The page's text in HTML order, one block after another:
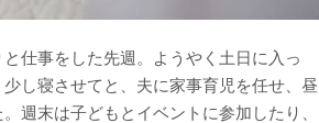
仕事をした先週。ようやく土日に入っ
し寝させてと、夫に家事育児を任せ、昼
週末は子どもとイベントに参加したり、